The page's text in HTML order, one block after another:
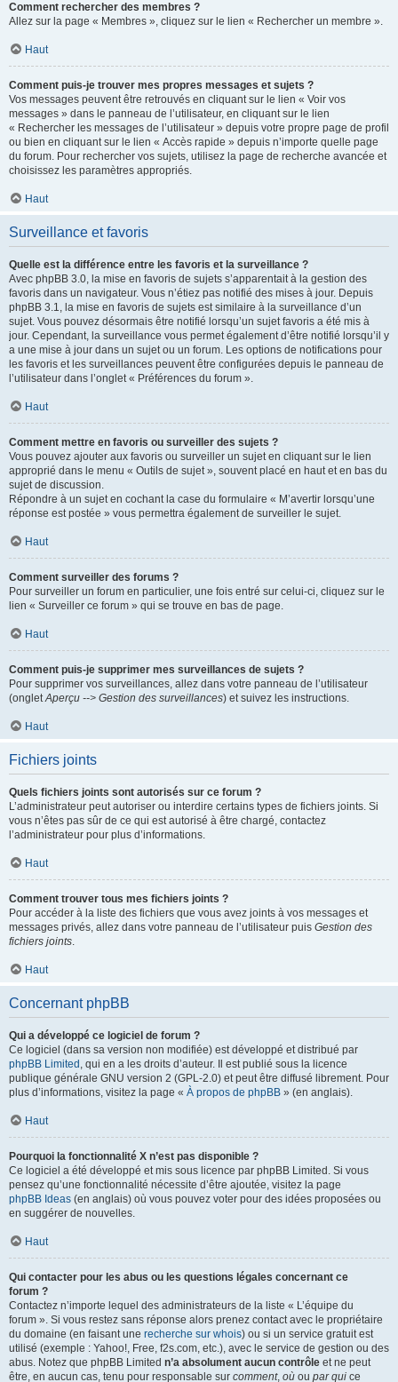
Comment rechercher des membres ?
Allez sur la page « Membres », cliquez sur le lien « Rechercher un membre ».
Haut
Comment puis-je trouver mes propres messages et sujets ?
Vos messages peuvent être retrouvés en cliquant sur le lien « Voir vos
messages » dans le panneau de l’utilisateur, en cliquant sur le lien
« Rechercher les messages de l’utilisateur » depuis votre propre page de profil
ou bien en cliquant sur le lien « Accès rapide » depuis n’importe quelle page
du forum. Pour rechercher vos sujets, utilisez la page de recherche avancée et
choisissez les paramètres appropriés.
Haut
Surveillance et favoris
Quelle est la différence entre les favoris et la surveillance ?
Avec phpBB 3.0, la mise en favoris de sujets s’apparentait à la gestion des
favoris dans un navigateur. Vous n’étiez pas notifié des mises à jour. Depuis
phpBB 3.1, la mise en favoris de sujets est similaire à la surveillance d’un
sujet. Vous pouvez désormais être notifié lorsqu’un sujet favoris a été mis à
jour. Cependant, la surveillance vous permet également d’être notifié lorsqu’il y
a une mise à jour dans un sujet ou un forum. Les options de notifications pour
les favoris et les surveillances peuvent être configurées depuis le panneau de
l’utilisateur dans l’onglet « Préférences du forum ».
Haut
Comment mettre en favoris ou surveiller des sujets ?
Vous pouvez ajouter aux favoris ou surveiller un sujet en cliquant sur le lien
approprié dans le menu « Outils de sujet », souvent placé en haut et en bas du
sujet de discussion.
Répondre à un sujet en cochant la case du formulaire « M’avertir lorsqu’une
réponse est postée » vous permettra également de surveiller le sujet.
Haut
Comment surveiller des forums ?
Pour surveiller un forum en particulier, une fois entré sur celui-ci, cliquez sur le
lien « Surveiller ce forum » qui se trouve en bas de page.
Haut
Comment puis-je supprimer mes surveillances de sujets ?
Pour supprimer vos surveillances, allez dans votre panneau de l’utilisateur
(ongletAperçu --> Gestion des surveillances) et suivez les instructions.
Haut
Fichiers joints
Quels fichiers joints sont autorisés sur ce forum ?
L’administrateur peut autoriser ou interdire certains types de fichiers joints. Si
vous n’êtes pas sûr de ce qui est autorisé à être chargé, contactez
l’administrateur pour plus d’informations.
Haut
Comment trouver tous mes fichiers joints ?
Pour accéder à la liste des fichiers que vous avez joints à vos messages et
messages privés, allez dans votre panneau de l’utilisateur puis Gestion des
fichiers joints.
Haut
Concernant phpBB
Qui a développé ce logiciel de forum ?
Ce logiciel (dans sa version non modifiée) est développé et distribué par
phpBB Limited , qui en a les droits d’auteur. Il est publié sous la licence
publique générale GNU version 2 (GPL-2.0) et peut être diffusé librement. Pour
plus d’informations, visitez la page « À propos de phpBB » (en anglais).
Haut
Pourquoi la fonctionnalité X n’est pas disponible ?
Ce logiciel a été développé et mis sous licence par phpBB Limited. Si vous
pensez qu’une fonctionnalité nécessite d’être ajoutée, visitez la page
phpBB Ideas (en anglais) où vous pouvez voter pour des idées proposées ou
en suggérer de nouvelles.
Haut
Qui contacter pour les abus ou les questions légales concernant ce
forum ?
Contactez n’importe lequel des administrateurs de la liste « L’équipe du
forum ». Si vous restez sans réponse alors prenez contact avec le propriétaire
du domaine (en faisant une recherche sur whois) ou si un service gratuit est
utilisé (exemple : Yahoo!, Free, f2s.com, etc.), avec le service de gestion ou des
abus. Notez que phpBB Limited n’a absolument aucun contrôle et ne peut
être, en aucun cas, tenu pour responsable sur comment, où ou par qui ce